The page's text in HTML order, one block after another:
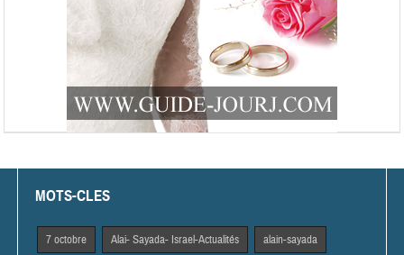
MOTS-CLES
7 octobre Alai- Sayada- Israel-Actualités alain-sayada